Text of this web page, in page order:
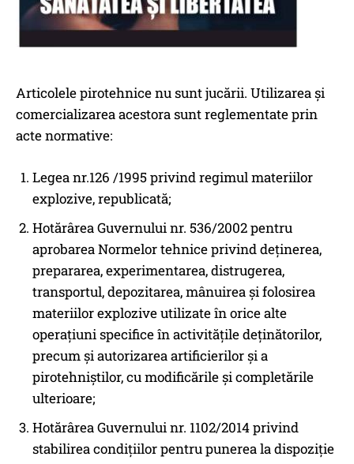
Articolele pirotehnice nu sunt jucării. Utilizarea și
comercializarea acestora sunt reglementate prin
acte normative:
Legea nr.126 /1995 privind regimul materiilor
explozive, republicată;
Hotărârea Guvernului nr. 536/2002 pentru
aprobarea Normelor tehnice privind deținerea,
prepararea, experimentarea, distrugerea,
transportul, depozitarea, mânuirea și folosirea
materiilor explozive utilizate în orice alte
operațiuni specifice în activitățile deținătorilor,
precum și autorizarea artificierilor și a
pirotehniștilor, cu modificările și completările
ulterioare;
Hotărârea Guvernului nr. 1102/2014 privind
stabilirea condițiilor pentru punerea la dispoziție